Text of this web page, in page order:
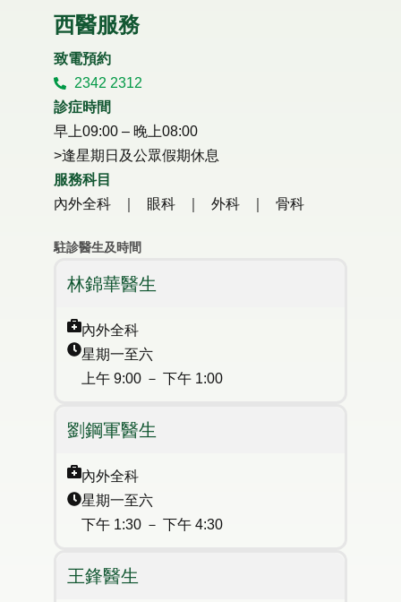
西醫服務​
服務科目
內外全科 ｜ 眼科 ｜ 外科 ｜ 骨科
致電預約
2342 2312
診症時間
早上09:00 – 晚上08:00
>逢星期日及公眾假期休息
駐診醫生及時間
林錦華醫生
內外全科​
星期一至六
上午 9:00 － 下午 1:00
劉鋼軍醫生
內外全科​
星期一至六
下午 1:30 － 下午 4:30
王鋒醫生